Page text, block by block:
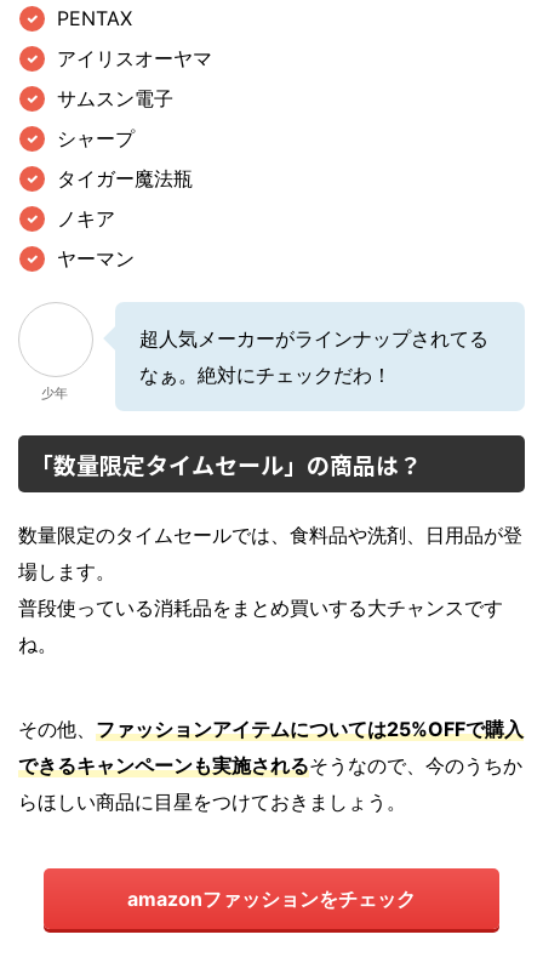
PENTAX
アイリスオーヤマ
サムスン電子
シャープ
タイガー魔法瓶
ノキア
ヤーマン
少年
超人気メーカーがラインナップされてる
なぁ。絶対にチェックだわ！
「数量限定タイムセール」の商品は？
数量限定のタイムセールでは、食料品や洗剤、日用品が登
場します。
普段使っている消耗品をまとめ買いする大チャンスです
ね。
その他、 ファッションアイテムについては25%OFFで購入
できるキャンペーンも実施されるそうなので、今のうちか
らほしい商品に目星をつけておきましょう。
amazonファッションをチェック